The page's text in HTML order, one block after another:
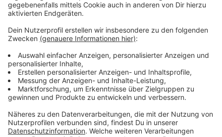
A1 Sperrung: ADAC rechnet mit Chaos
Anzeige
Der ADAC befürchtet während der Sperrung der
Leverkusener Brücke auf der A1 ein Stauchaos auf
den Ausweichrouten. Besonders auf der A3 zwischen
dem Kreuz Leverkusen und dem Dreieck Heumar droht
Stillstand.
"Pendler werden viel Geduld und gute Nerven